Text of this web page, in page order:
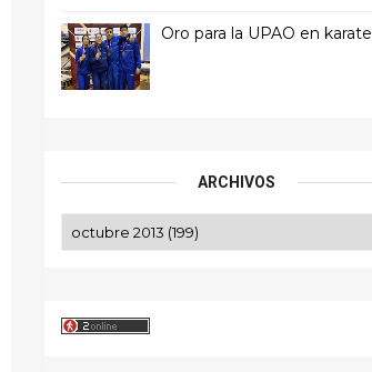
Oro para la UPAO en karate
ARCHIVOS